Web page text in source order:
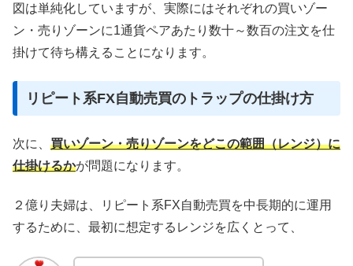
図は単純化していますが、実際にはそれぞれの買いゾー
ン・売りゾーンに1通貨ペアあたり数十～数百の注文を仕
掛けて待ち構えることになります。
リピート系FX自動売買のトラップの仕掛け方
次に、 買いゾーン・売りゾーンをどこの範囲（レンジ）に
仕掛けるかが問題になります。
２億り夫婦は、リピート系FX自動売買を中長期的に運用
するために、最初に想定するレンジを広くとって、